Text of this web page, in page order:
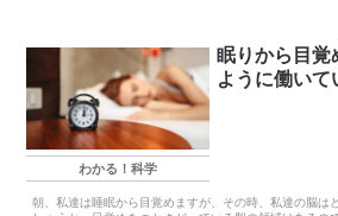
わかる！科学
眠りから目覚
ように働いて
朝、私達は睡眠から目覚めますが、その時、私達の脳は